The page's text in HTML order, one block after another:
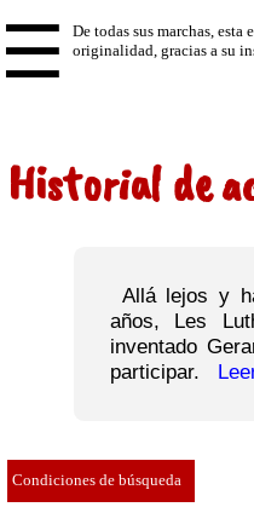
☰
Historial de
Allá lejos y
años, Les
inventado
participar.
Condiciones de búsqueda